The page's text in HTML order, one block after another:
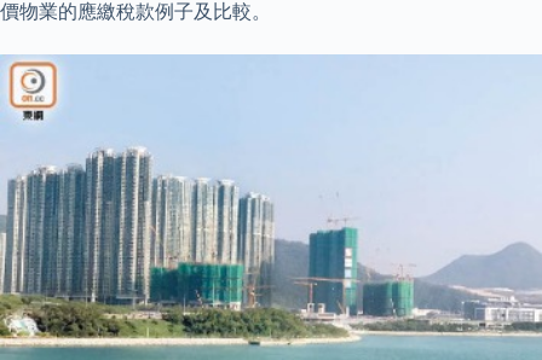
價物業的應繳稅款例子及比較。